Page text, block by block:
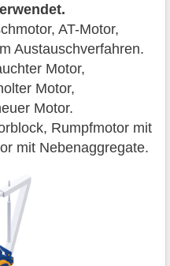
AT-Motor,
Austauschverfahren.
Motor,
Motor,
Motor.
Rumpfmotor mit
mit Nebenaggregate.